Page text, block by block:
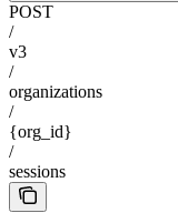
POST
/
v3
/
organizations
/
{org_id}
/
sessions